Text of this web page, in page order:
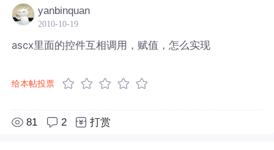
yanbinquan
2010-10-19
ascx里面的控件互相调用，赋值，怎么实现
给本帖投票
81 2 打赏